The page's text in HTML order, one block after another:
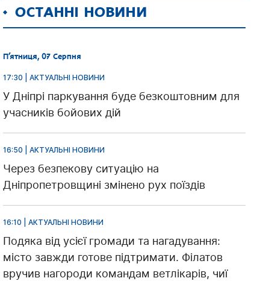
ОСТАННІ НОВИНИ
П’ятниця, 07 Серпня
17:30 | АКТУАЛЬНІ НОВИНИ
У Дніпрі паркування буде безкоштовним для
учасників бойових дій
16:50 | АКТУАЛЬНІ НОВИНИ
Через безпекову ситуацію на
Дніпропетровщині змінено рух поїздів
16:10 | АКТУАЛЬНІ НОВИНИ
Подяка від усієї громади та нагадування:
місто завжди готове підтримати. Філатов
вручив нагороди командам ветлікарів, чиї